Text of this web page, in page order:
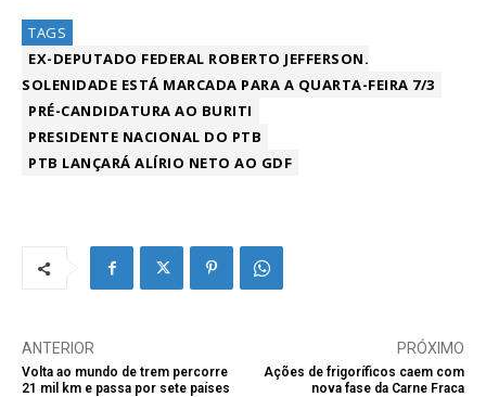
TAGS
EX-DEPUTADO FEDERAL ROBERTO JEFFERSON.
SOLENIDADE ESTÁ MARCADA PARA A QUARTA-FEIRA 7/3
PRÉ-CANDIDATURA AO BURITI
PRESIDENTE NACIONAL DO PTB
PTB LANÇARÁ ALÍRIO NETO AO GDF
ANTERIOR
Volta ao mundo de trem percorre
21 mil km e passa por sete países
PRÓXIMO
Ações de frigoríficos caem com
nova fase da Carne Fraca